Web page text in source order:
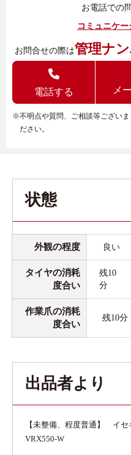
お電話での
コミュニケ
お問合せの際は管理ナ
電話する メ
※不明点や質問、ご相談等ござい
ださい。
状態
外観の程度 良い
タイヤの消耗
度合い
残10
分
作業爪の消耗
度合い
残10分
出品者より
【未整備、程度普通】 イ
VRX550-W